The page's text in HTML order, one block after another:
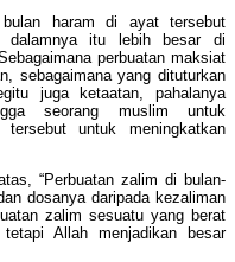
haram di ayat tersebut
dalamnya itu lebih besar di
perbuatan maksiat
sebagaimana yang dituturkan
juga ketaatan, pahalanya
seorang muslim untuk
untuk meningkatkan
“Perbuatan zalim di bulan-
dosanya daripada kezaliman
zalim sesuatu yang berat
Allah menjadikan besar